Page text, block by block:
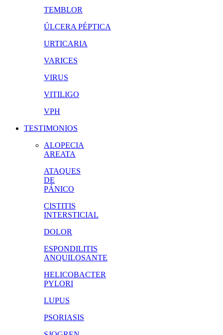
TEMBLOR
ÚLCERA PÉPTICA
URTICARIA
VARICES
VIRUS
VITILIGO
VPH
TESTIMONIOS
ALOPECIA
AREATA
ATAQUES
DE
PÁNICO
CISTITIS
INTERSTICIAL
DOLOR
ESPONDILITIS
ANQUILOSANTE
HELICOBACTER
PYLORI
LUPUS
PSORIASIS